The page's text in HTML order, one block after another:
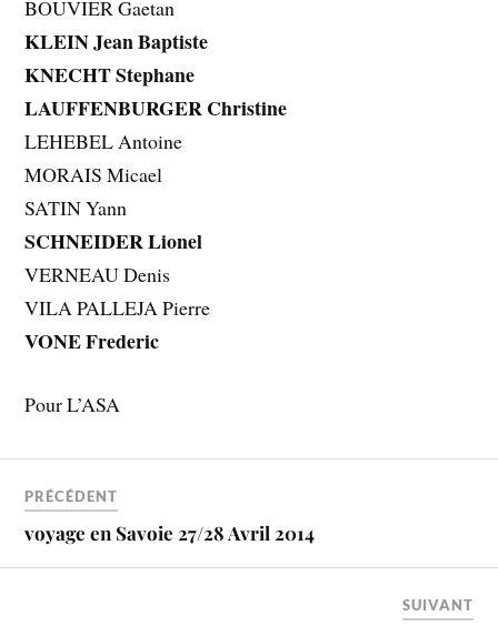
BOUVIER Gaetan
KLEIN Jean Baptiste
KNECHT Stephane
LAUFFENBURGER Christine
LEHEBEL Antoine
MORAIS Micael
SATIN Yann
SCHNEIDER Lionel
VERNEAU Denis
VILA PALLEJA Pierre
VONE Frederic
Pour L’ASA
PRÉCÉDENT
voyage en Savoie 27/28 Avril 2014
SUIVANT